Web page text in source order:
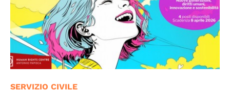
SERVIZIO CIVILE